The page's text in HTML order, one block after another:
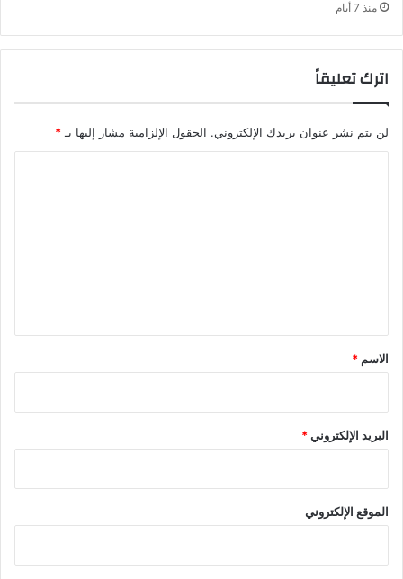
منذ 7 أيام
اترك تعليقاً
لن يتم نشر عنوان بريدك الإلكتروني. الحقول الإلزامية مشار إليها بـ *
*
الاسم *
البريد الإلكتروني*
الموقع الإلكتروني